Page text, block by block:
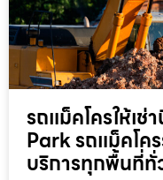
รถแม็คโครให้เ
Park รถแม็คโค
บริการทุกพื้นที่ทั่